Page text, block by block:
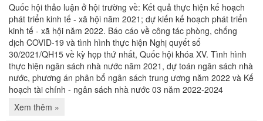
Quốc hội thảo luận ở hội trường về: Kết quả thực hiện kế hoạch
phát triển kinh tế - xã hội năm 2021; dự kiến kế hoạch phát triển
kinh tế - xã hội năm 2022. Báo cáo về công tác phòng, chống
dịch COVID-19 và tình hình thực hiện Nghị quyết số
30/2021/QH15 về kỳ họp thứ nhất, Quốc hội khóa XV. Tình hình
thực hiện ngân sách nhà nước năm 2021, dự toán ngân sách nhà
nước, phương án phân bổ ngân sách trung ương năm 2022 và Kế
hoạch tài chính - ngân sách nhà nước 03 năm 2022-2024
Xem thêm »